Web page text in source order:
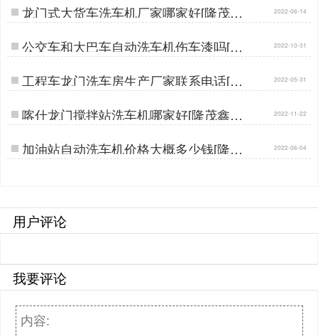
龙门式大货车洗车机厂家哪家好[隆茂鑫
晟]…
2022-06-14
公交车和大巴车自动洗车机伤车漆吗[隆
茂鑫晟]…
2022-10-31
工程车龙门洗车房生产厂家联系电话[隆
茂鑫晟]…
2022-05-31
喀什龙门搅拌站洗车机哪家好[隆茂鑫晟]
…
2022-11-22
加油站自动洗车机价格大概多少钱[隆茂
鑫晟]…
2022-06-04
用户评论
我要评论